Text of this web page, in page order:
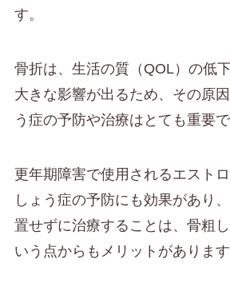
す。
骨折は、生活の質（QOL）の低
大きな影響が出るため、その原
う症の予防や治療はとても重要で
更年期障害で使用されるエスト
しょう症の予防にも効果があり
置せずに治療することは、骨粗
いう点からもメリットがあります